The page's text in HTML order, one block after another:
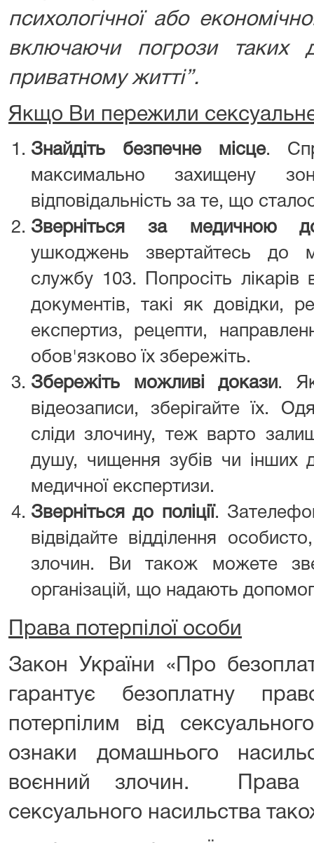
психологічної або
включаючи погрози таких
приватному житті”.
Якщо Ви пережили
Знайдіть безпечне місце.
максимально захищену
відповідальність за те, що
Зверніться за медичною
ушкоджень звертайтесь до
службу 103. Попросіть лікарів
документів, такі як довідки,
експертиз, рецепти,
обов'язково їх збережіть.
Збережіть можливі докази.
відеозаписи, зберігайте їх.
сліди злочину, теж варто
душу, чищення зубів чи інших
медичної експертизи.
Зверніться до поліції.
відвідайте відділення
злочин. Ви також можете
організацій, що надають
Права потерпілої особи
Закон України «Про
гарантує безоплатну
потерпілим від
ознаки домашнього
воєнний злочин. Права
сексуального насильства